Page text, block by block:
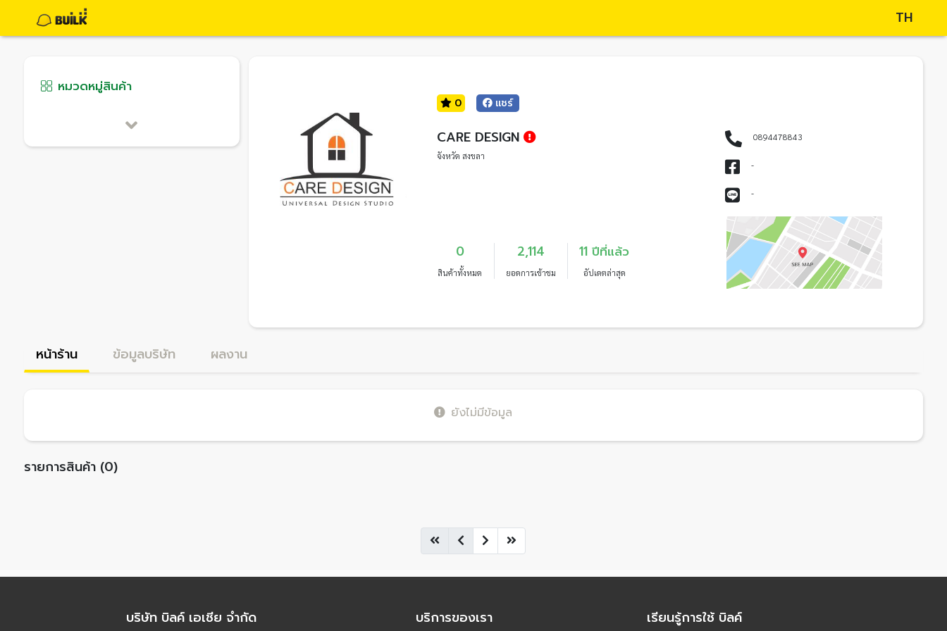
TH
หมวดหมู่สินค้า
0 แชร์
CARE DESIGN
จังหวัด สงขลา
0
สินค้าทั้งหมด
2,114
ยอดการเข้าชม
11 ปีที่แล้ว
อัปเดตล่าสุด
0894478843
-
-
หน้าร้าน ข้อมูลบริษัท ผลงาน
ยังไม่มีข้อมูล
รายการสินค้า (0)
บริษัท บิลค์ เอเชีย จำกัด บริการของเรา เรียนรู้การใช้ บิลค์